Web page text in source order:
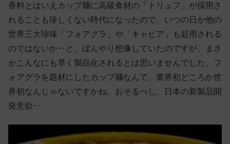
香料とはいえカップ麺に高級食材の「トリュフ」が採用さ
れることも珍しくない時代になったので、いつの日か他の
世界三大珍味「フォアグラ」や「キャビア」も起用される
のではないか‥と、ぼんやり想像していたのですが、まさ
かこんなにも早く製品化されるとは思いませんでした。フ
ォアグラを題材にしたカップ麺なんて、業界初どころか世
界初なんじゃないですかね。おそるべし、日本の新製品開
発意欲‥